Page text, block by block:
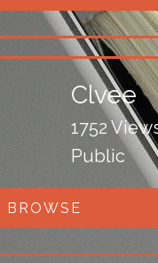
Clvee
1752
Public
BROWSE